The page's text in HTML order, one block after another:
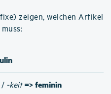
zeigen, welchen Artikel
/ -keit => feminin